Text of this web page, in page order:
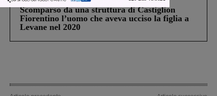
Scomparso da una struttura di Castiglion
Fiorentino l’uomo che aveva ucciso la figlia a
Levane nel 2020